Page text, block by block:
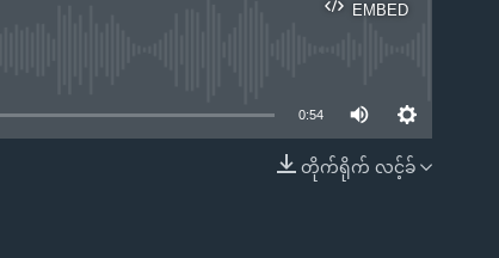
EMBED
EMBED
0:54
တိုက်ရိုက် လင့်ခ်